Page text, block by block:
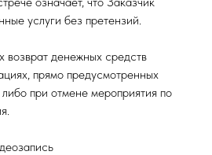
услуги без претензий.
возврат денежных средств
прямо предусмотренных
при отмене мероприятия по